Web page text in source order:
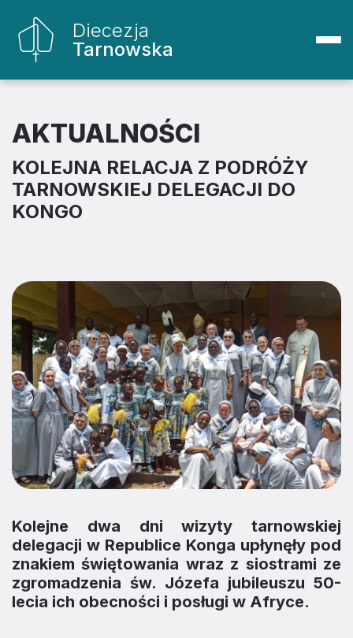
Diecezja
Tarnowska
AKTUALNOŚCI
KOLEJNA RELACJA Z PODRÓŻY
TARNOWSKIEJ DELEGACJI DO
KONGO
Kolejne dwa dni wizyty tarnowskiej
delegacji w Republice Konga upłynęły pod
znakiem świętowania wraz z siostrami ze
zgromadzenia św. Józefa jubileuszu 50-
lecia ich obecności i posługi w Afryce.